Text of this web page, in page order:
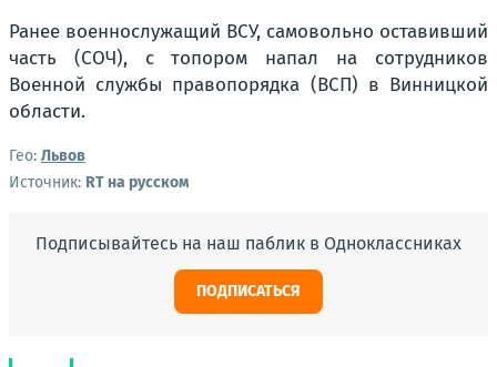
Ранее военнослужащий ВСУ, самовольно оставивший
часть (СОЧ), с топором напал на сотрудников
Военной службы правопорядка (ВСП) в Винницкой
области.
Гео: Львов
Источник: RT на русском
Подписывайтесь на наш паблик в Одноклассниках
ПОДПИСАТЬСЯ